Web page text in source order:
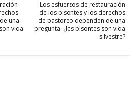
Los esfuerzos de restauración
de los bisontes y los derechos
de pastoreo dependen de una
pregunta: ¿los bisontes son vida
silvestre?
una
vida